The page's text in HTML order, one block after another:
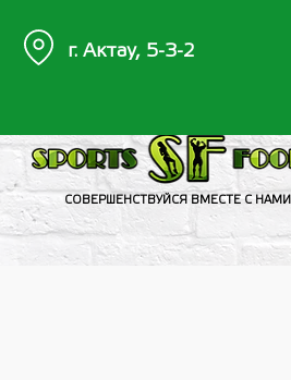
СОВЕРШЕНСТВУЙСЯ ВМЕСТЕ С НАМИ
г. Актау, 5-3-2